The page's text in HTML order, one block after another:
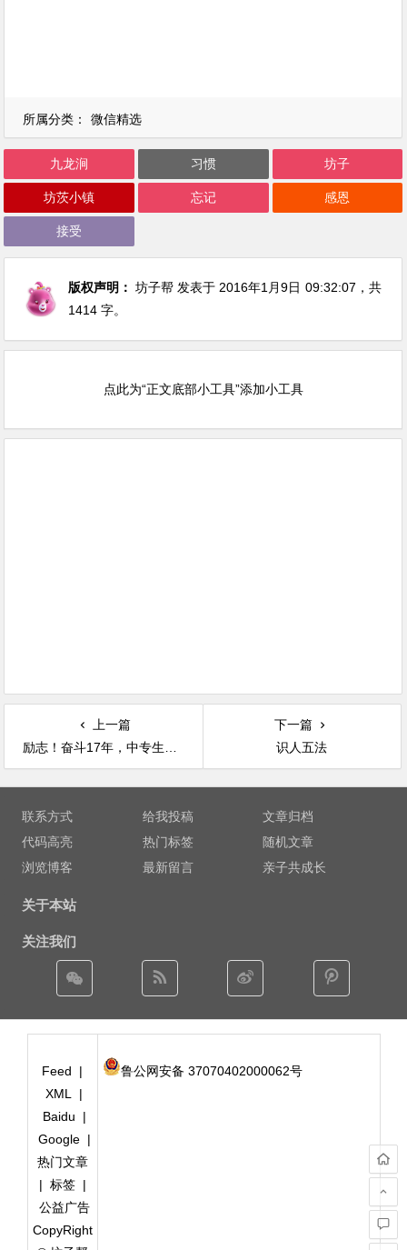
所属分类： 微信精选
九龙涧 习惯 坊子
坊茨小镇 忘记 感恩
接受
版权声明： 坊子帮 发表于 2016年1月9日 09:32:07 ，共
1414 字。
点此为“正文底部小工具”添加小工具
上一篇
励志！奋斗17年，中专生变博士生
下一篇
识人五法
文章导航
联系方式
给我投稿
文章归档
代码高亮
热门标签
随机文章
浏览博客
最新留言 亲子共成长
关于本站
关注我们
Feed |
XML
|
Baidu |
Google|
热门文章
| 标签|
公益广告
CopyRight
鲁公网安备 37070402000062号